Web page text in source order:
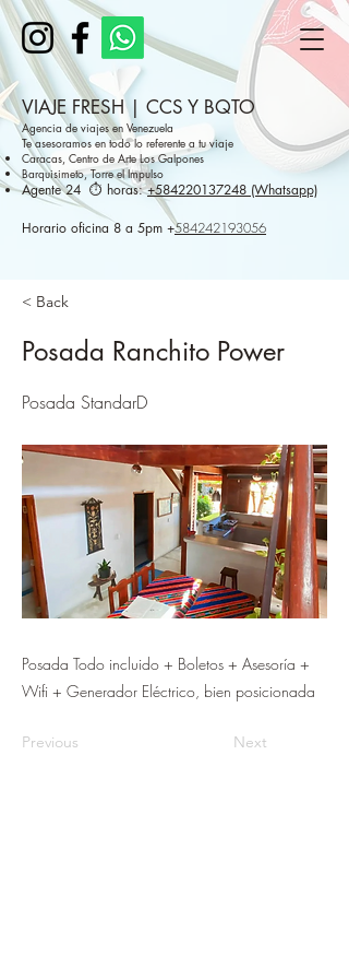
VIAJE FRESH | CCS Y BQTO
Agencia de viajes en Venezuela
Te asesoramos en todo lo referente a tu viaje
Caracas, Centro de Arte Los Galpones
Barquisimeto, Torre el Impulso
Agente 24 ⏱️ horas:+584220137248 (Whatsapp)
Horario oficina 8 a 5pm +584242193056
< Back
Posada Ranchito Power
Posada StandarD
Posada Todo incluido + Boletos + Asesoría +
Wifi + Generador Eléctrico, bien posicionada
Previous Next